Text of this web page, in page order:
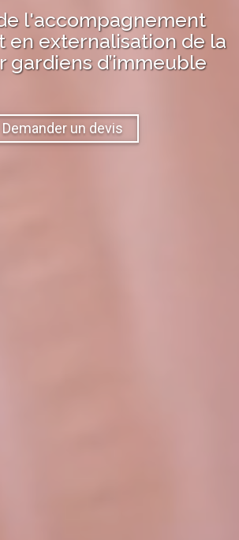
l'accompagnement
en externalisation de la
gardiens d’immeuble
Demander un devis